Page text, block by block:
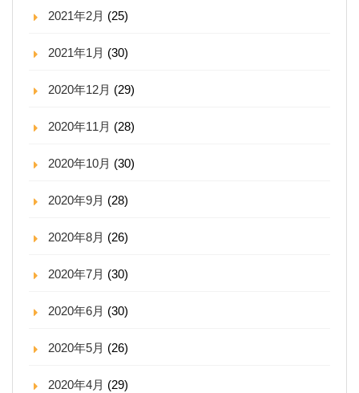
2021年2月 (25)
2021年1月 (30)
2020年12月 (29)
2020年11月 (28)
2020年10月 (30)
2020年9月 (28)
2020年8月 (26)
2020年7月 (30)
2020年6月 (30)
2020年5月 (26)
2020年4月 (29)